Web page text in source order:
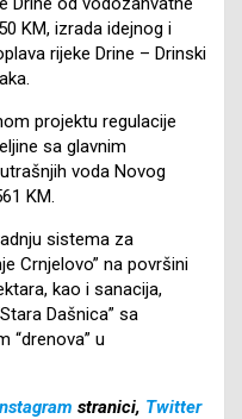
KM, izrada idejnog i
rijeke Drine – Drinski
projektu regulacije
sa glavnim
voda Novog
KM.
sistema za
Crnjelovo” na površini
kao i sanacija,
Dašnica” sa
“drenova” u
stranici, Twitter